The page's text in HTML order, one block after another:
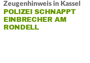
Zeugenhinweis in Kassel
POLIZEI SCHNAPPT
EINBRECHER AM
RONDELL